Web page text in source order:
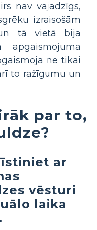
nav vajadzīgs,
izraisošām
tā vietā bija
apgaismojuma
ne tikai
to ražīgumu un
par to,
ar
vēsturi
laika